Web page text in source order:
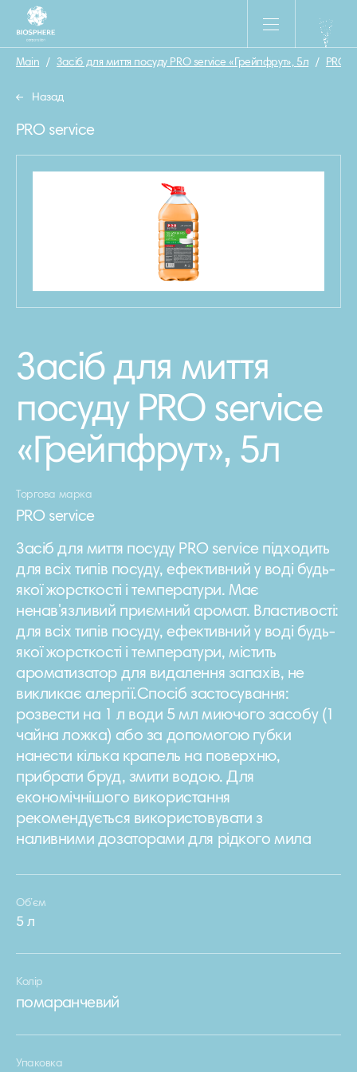
Main / Засіб для миття посуду PRO service «Грейпфрут», 5л / PRO
Назад
PRO service
Засіб для миття
посуду PRO service
«Грейпфрут», 5л
Торгова марка
PRO service
Засіб для миття посуду PRO service підходить
для всіх типів посуду, ефективний у воді будь-
якої жорсткості і температури. Має
ненав'язливий приємний аромат. Властивості:
для всіх типів посуду, ефективний у воді будь-
якої жорсткості і температури, містить
ароматизатор для видалення запахів, не
викликає алергії.Спосіб застосування:
розвести на 1 л води 5 мл миючого засобу (1
чайна ложка) або за допомогою губки
нанести кілька крапель на поверхню,
прибрати бруд, змити водою. Для
економічнішого використання
рекомендується використовувати з
наливними дозаторами для рідкого мила
Об’єм
5 л
Колір
помаранчевий
Упаковка